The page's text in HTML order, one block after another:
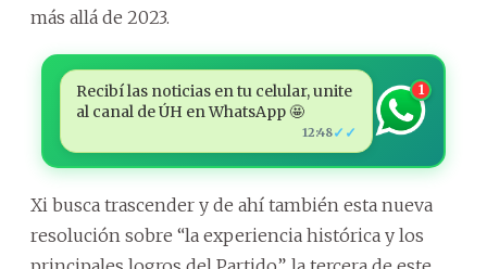
más allá de 2023.
Recibí las noticias en tu celular, unite
al canal de ÚH en WhatsApp 🤩
12:48✓✓
1
Xi busca trascender y de ahí también esta nueva
resolución sobre “la experiencia histórica y los